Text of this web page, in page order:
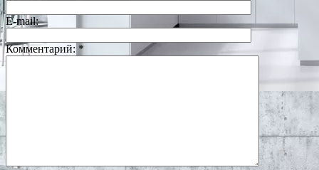
E-mail:
Комментарий: *